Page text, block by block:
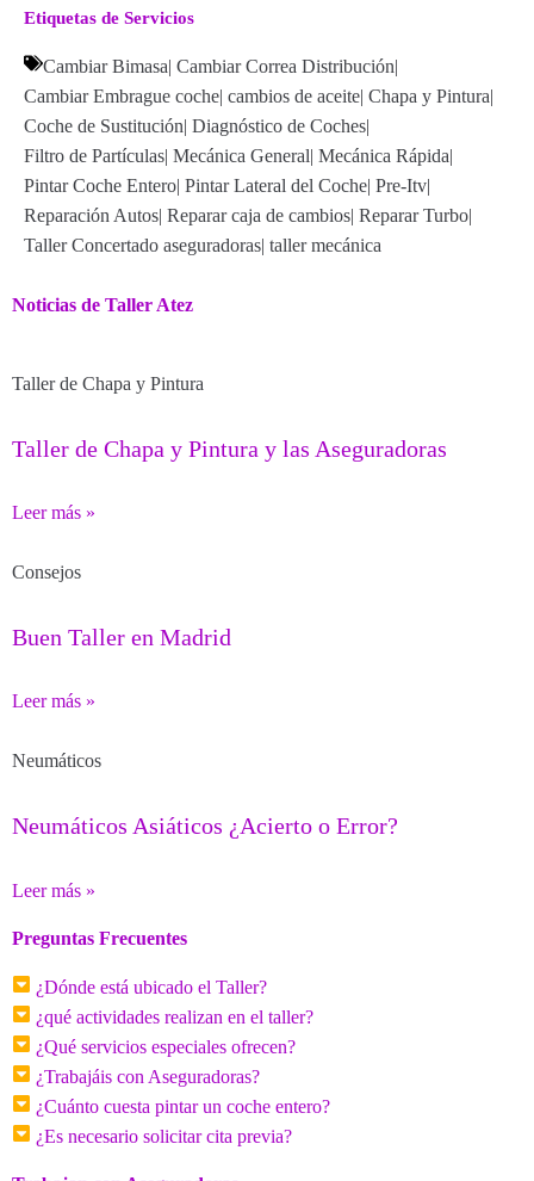
Etiquetas de Servicios
Cambiar Bimasa| Cambiar Correa Distribución|
Cambiar Embrague coche| cambios de aceite| Chapa y Pintura|
Coche de Sustitución| Diagnóstico de Coches|
Filtro de Partículas| Mecánica General| Mecánica Rápida|
Pintar Coche Entero| Pintar Lateral del Coche| Pre-Itv|
Reparación Autos| Reparar caja de cambios| Reparar Turbo|
Taller Concertado aseguradoras| taller mecánica
Noticias de Taller Atez
Taller de Chapa y Pintura
Taller de Chapa y Pintura y las Aseguradoras
Leer más »
Consejos
Buen Taller en Madrid
Leer más »
Neumáticos
Neumáticos Asiáticos ¿Acierto o Error?
Leer más »
Preguntas Frecuentes
¿Dónde está ubicado el Taller?
¿qué actividades realizan en el taller?
¿Qué servicios especiales ofrecen?
¿Trabajáis con Aseguradoras?
¿Cuánto cuesta pintar un coche entero?
¿Es necesario solicitar cita previa?